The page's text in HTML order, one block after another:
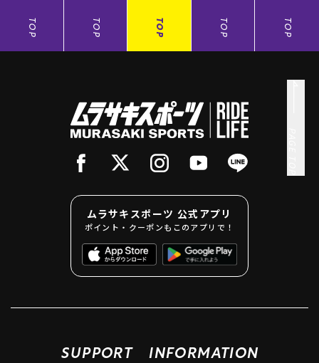
TOP TOP TOP TOP TOP
ムラサキスポーツ 公式アプリ
ポイント・クーポンもこのアプリで！
SUPPORT INFORMATION